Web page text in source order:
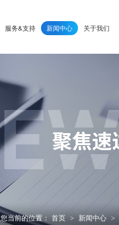
服务&支持 新闻中心 关于我们
您当前的位置： 首页 > 新闻中心 >